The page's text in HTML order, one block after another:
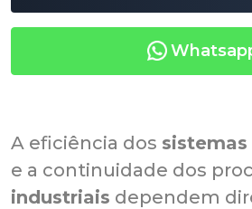
A eficiência dos sistemas
e a continuidade dos
industriais dependem